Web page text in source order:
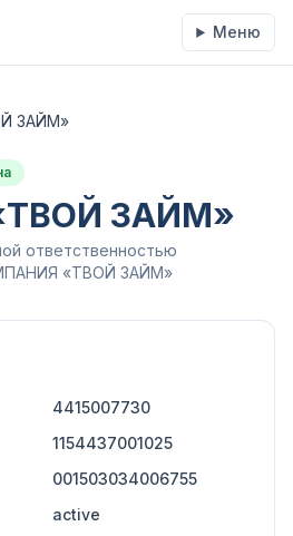
Меню
ЗАЙМ»
ЗАЙМ»
ответственностью
«ТВОЙ ЗАЙМ»
4415007730
1154437001025
001503034006755
active